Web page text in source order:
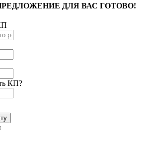
ДЛЯ ВАС ГОТОВО!
КП?